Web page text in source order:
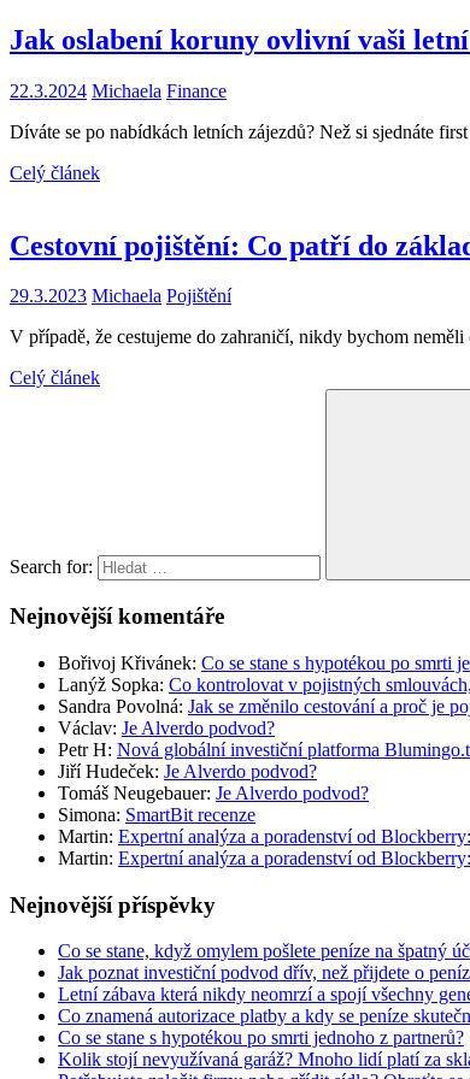
Jak oslabení koruny ovlivní vaši
22.3.2024 Michaela Finance
Díváte se po nabídkách letních zájezdů? Než si sjednáte
Celý článek
Cestovní pojištění: Co patří do
29.3.2023 Michaela Pojištění
V případě, že cestujeme do zahraničí, nikdy bychom
Celý článek
Search for:
Nejnovější komentáře
Bořivoj Křivánek: Co se stane s hypotékou po smrti
Lanýž Sopka: Co kontrolovat v pojistných
Sandra Povolná: Jak se změnilo cestování a proč je
Václav: Je Alverdo podvod?
Petr H: Nová globální investiční platforma
Jiří Hudeček: Je Alverdo podvod?
Tomáš Neugebauer: Je Alverdo podvod?
Simona: SmartBit recenze
Martin: Expertní analýza a poradenství od
Martin: Expertní analýza a poradenství od
Nejnovější příspěvky
Co se stane, když omylem pošlete peníze na špatný
Jak poznat investiční podvod dřív, než přijdete o
Letní zábava která nikdy neomrzí a spojí všechny
Co znamená autorizace platby a kdy se peníze
Co se stane s hypotékou po smrti jednoho z partnerů?
Kolik stojí nevyužívaná garáž? Mnoho lidí platí za